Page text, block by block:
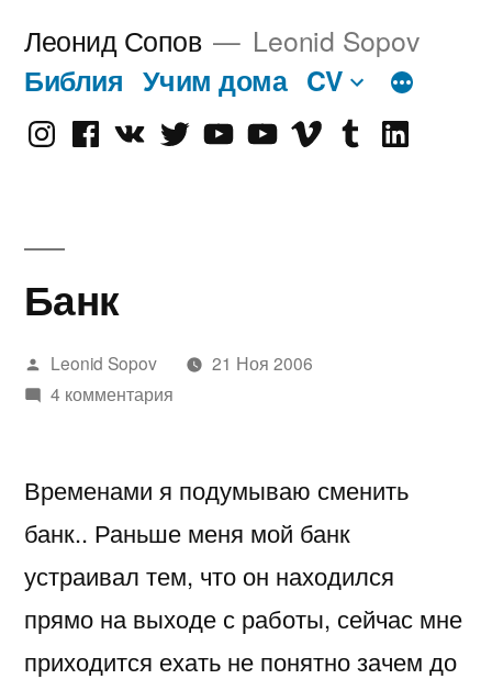
Леонид Сопов Leonid Sopov
Библия Учим дома CV
InstagramFacebook
VK TwitterYoutube
Old Vimeotumblrlinkedin
Банк
Написано
автором
Leonid Sopov
21 Ноя 2006
4 комментария
Временами я подумываю сменить
банк.. Раньше меня мой банк
устраивал тем, что он находился
прямо на выходе с работы, сейчас мне
приходится ехать не понятно зачем до